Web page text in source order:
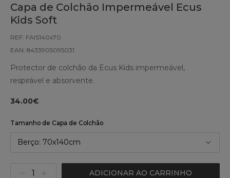
Capa de Colchão Impermeável Ecus
Kids Soft
REF: FAIS140x70
EAN: 8433905095031
Protector de colchão da Ecus Kids impermeável,
respirável e absorvente.
34.00€
Tamanho de Capa de Colchão
Berço: 70x140cm
ADICIONAR AO CARRINHO